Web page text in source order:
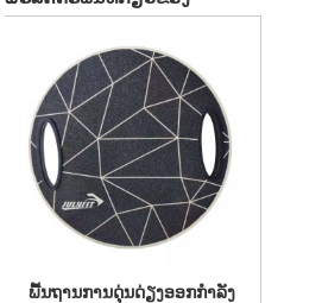
ພື້ນຖານການດຸ່ນດ່ຽງອອກກໍາລັງ